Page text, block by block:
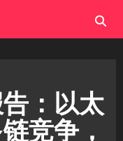
：以太
竞争，